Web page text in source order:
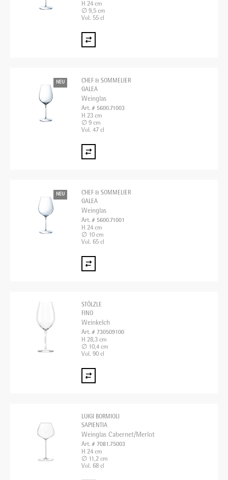
H 24 cm
∅ 9,5 cm
Vol. 55 cl
NEU
CHEF & SOMMELIER
GALEA
Weinglas
Art. # 5600.71003
H 23 cm
∅ 9 cm
Vol. 47 cl
NEU
CHEF & SOMMELIER
GALEA
Weinglas
Art. # 5600.71001
H 24 cm
∅ 10 cm
Vol. 65 cl
STÖLZLE
FINO
Weinkelch
Art. # 730509100
H 28,3 cm
∅ 10,4 cm
Vol. 90 cl
LUIGI BORMIOLI
SAPIENTIA
Weinglas Cabernet/Merlot
Art. # 7081.75003
H 24 cm
∅ 11,2 cm
Vol. 68 cl